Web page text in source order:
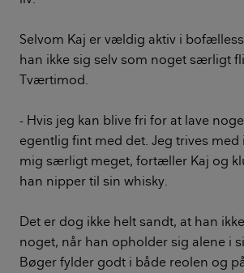
Selvom Kaj er vældig aktiv i
han ikke sig selv som noget særligt
Tværtimod.
- Hvis jeg kan blive fri for at lave
egentlig fint med det. Jeg trives med
mig særligt meget, fortæller Kaj og
han nipper til sin whisky.
Det er dog ikke helt sandt, at han
noget, når han opholder sig alene i
Bøger fylder godt i både reolen og